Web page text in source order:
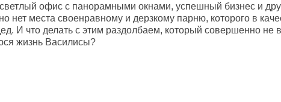
офис с панорамными окнами, успешный бизнес и
нет места своенравному и дерзкому парню, которого в
И что делать с этим раздолбаем, который совершенно не
жизнь Василисы?